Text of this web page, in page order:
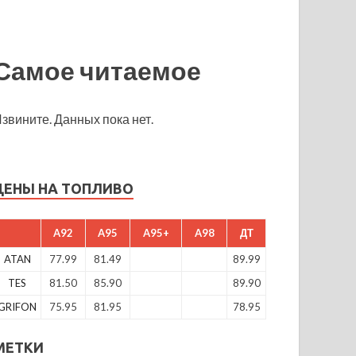
читаемое
Данных пока нет.
НА ТОПЛИВО
A92 A95 A95+ A98 ДТ
ATAN 77.99 81.49
89.99
TES
81.50 85.90
89.90
75.95 81.95 78.95